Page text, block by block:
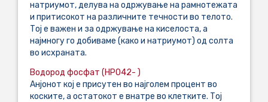
натриумот, делува на одржување на рамнотежата
и притисокот на различните течности во телото.
Тој е важен и за одржување на киселоста, а
најмногу го добиваме (како и натриумот) од солта
во исхраната.
Водород фосфат (HPO42- )
Анјонот кој е присутен во најголем процент во
коските, а остатокот е внатре во клетките. Тој